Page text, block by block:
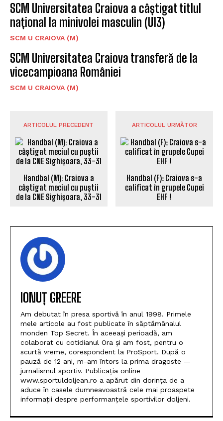
SCM Universitatea Craiova a câștigat titlul
național la minivolei masculin (U13)
SCM U CRAIOVA (M)
SCM Universitatea Craiova transferă de la
vicecampioana României
SCM U CRAIOVA (M)
ARTICOLUL PRECEDENT
Handbal (M): Craiova a
câștigat meciul cu puștii
de la CNE Sighișoara, 33-31
ARTICOLUL URMĂTOR
Handbal (F): Craiova s-a
calificat în grupele Cupei
EHF !
IONUȚ GREERE
Am debutat în presa sportivă în anul 1998. Primele
mele articole au fost publicate în săptămânalul
monden Top Secret. În aceeași perioadă, am
colaborat cu cotidianul Ora și am fost, pentru o
scurtă vreme, corespondent la ProSport. După o
pauză de 12 ani, m-am întors la prima dragoste —
jurnalismul sportiv. Publicația online
www.sportuldoljean.ro a apărut din dorința de a
aduce în casele dumneavoastră cele mai proaspete
informații despre performanțele sportivilor doljeni.